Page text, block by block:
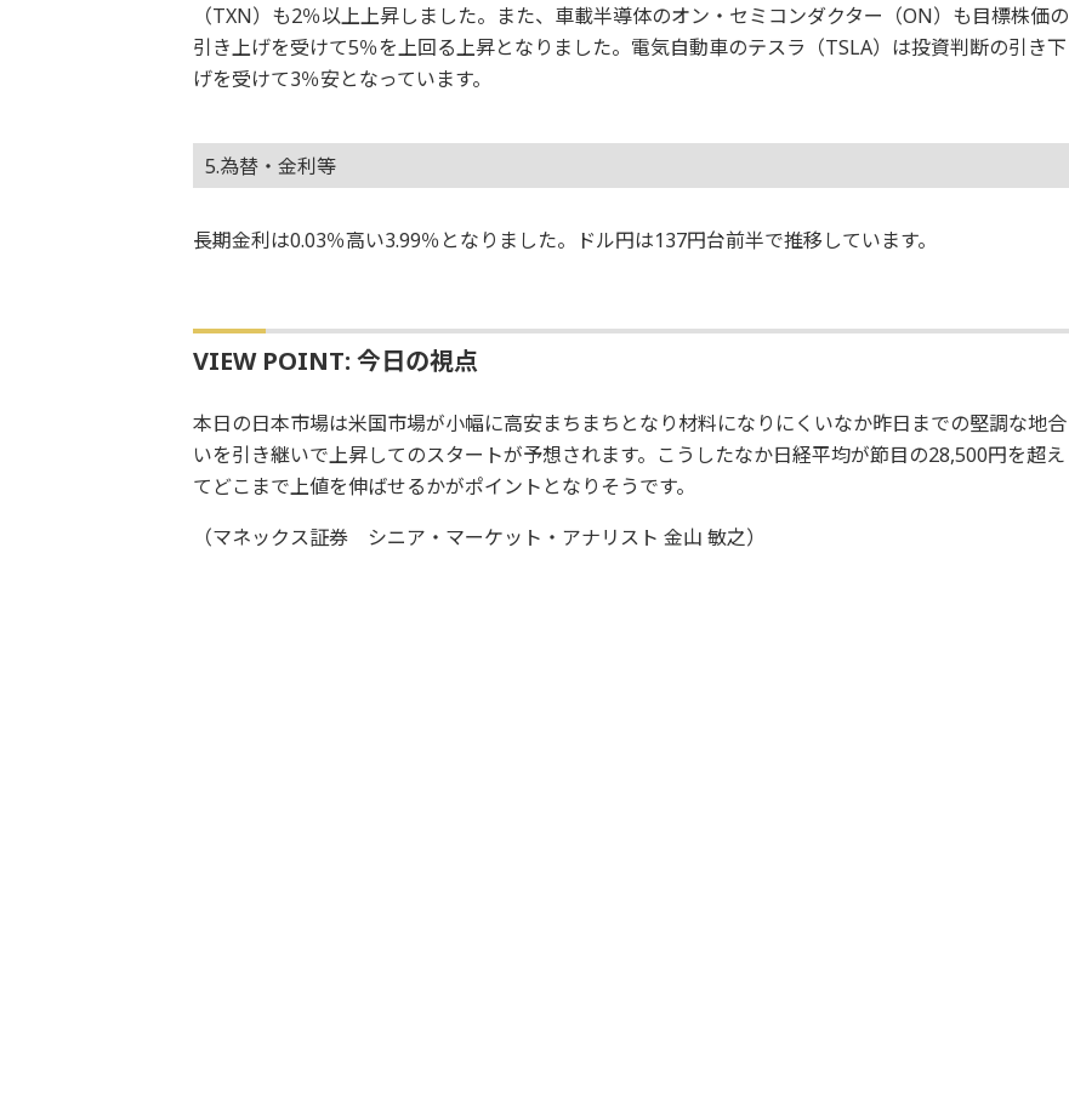
（TXN）も2％以上上昇しました。また、車載半導体のオン・セミコンダクター（ON）も目標株価の
引き上げを受けて5％を上回る上昇となりました。電気自動車のテスラ（TSLA）は投資判断の引き下
げを受けて3％安となっています。
5.為替・金利等
長期金利は0.03％高い3.99％となりました。ドル円は137円台前半で推移しています。
VIEW POINT: 今日の視点
本日の日本市場は米国市場が小幅に高安まちまちとなり材料になりにくいなか昨日までの堅調な地合
いを引き継いで上昇してのスタートが予想されます。こうしたなか日経平均が節目の28,500円を超え
てどこまで上値を伸ばせるかがポイントとなりそうです。
（マネックス証券 シニア・マーケット・アナリスト 金山 敏之）